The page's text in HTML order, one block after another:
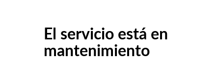
El servicio está en
mantenimiento